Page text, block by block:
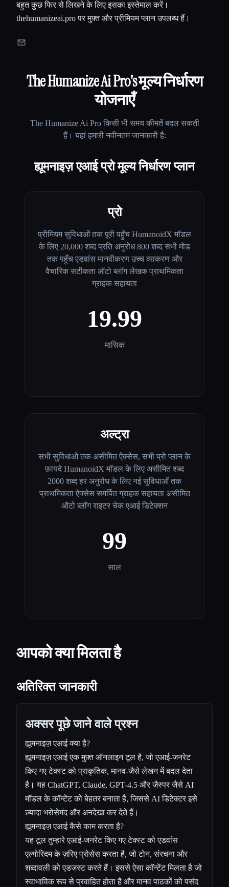
बहुत कुछ फिर से लिखने के लिए इसका इस्तेमाल करें।
thehumanizeai.pro पर मुफ़्त और प्रीमियम प्लान उपलब्ध हैं।
The Humanize Ai Pro's मूल्य निर्धारण
योजनाएँ
The Humanize Ai Proकिसी भी समय कीमतें बदल सकती
हैं। यहां हमारी नवीनतम जानकारी है:
ह्यूमनाइज़ एआई प्रो मूल्य निर्धारण प्लान
प्रो
प्रीमियम सुविधाओं तक पूरी पहुँच HumanoidX मॉडल
के लिए 20,000 शब्द प्रति अनुरोध 800 शब्द सभी मोड
तक पहुँच एडवांस मानवीकरण उच्च व्याकरण और
वैचारिक सटीकता ऑटो ब्लॉग लेखक प्राथमिकता
ग्राहक सहायता
19.99
मासिक
अल्ट्रा
सभी सुविधाओं तक असीमित ऐक्सेस, सभी प्रो प्लान के
फ़ायदे HumanoidX मॉडल के लिए असीमित शब्द
2000 शब्द हर अनुरोध के लिए नई सुविधाओं तक
प्राथमिकता ऐक्सेस समर्पित ग्राहक सहायता असीमित
ऑटो ब्लॉग राइटर चेक एआई डिटेक्शन
99
साल
आपको क्या मिलता है
अतिरिक्त जानकारी
अक्सर पूछे जाने वाले प्रश्न
ह्यूमनाइज़ एआई क्या है?
ह्यूमनाइज़ एआई एक मुफ़्त ऑनलाइन टूल है, जो एआई-जनरेट
किए गए टेक्स्ट को प्राकृतिक, मानव-जैसे लेखन में बदल देता
है। यह ChatGPT, Claude, GPT-4.5 और जैस्पर जैसे AI
मॉडल के कॉन्टेंट को बेहतर बनाता है, जिससे AI डिटेक्टर इसे
ज़्यादा भरोसेमंद और अनदेखा कर देते हैं।
ह्यूमनाइज़ एआई कैसे काम करता है?
यह टूल तुम्हारे एआई-जनरेट किए गए टेक्स्ट को एडवांस
एल्गोरिदम के ज़रिए प्रोसेस करता है, जो टोन, संरचना और
शब्दावली को एडजस्ट करते हैं। इससे ऐसा कॉन्टेंट मिलता है जो
स्वाभाविक रूप से प्रवाहित होता है और मानव पाठकों को पसंद